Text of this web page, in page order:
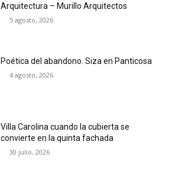
Arquitectura – Murillo Arquitectos
5 agosto, 2026
Poética del abandono. Siza en Panticosa
4 agosto, 2026
Villa Carolina cuando la cubierta se
convierte en la quinta fachada
30 julio, 2026